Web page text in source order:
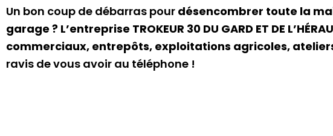
Un bon coup de débarras pour désencombrer toute la
garage ? L’entreprise TROKEUR 30 DU GARD ET DE
commerciaux, entrepôts, exploitations agricoles,
ravis de vous avoir au téléphone !